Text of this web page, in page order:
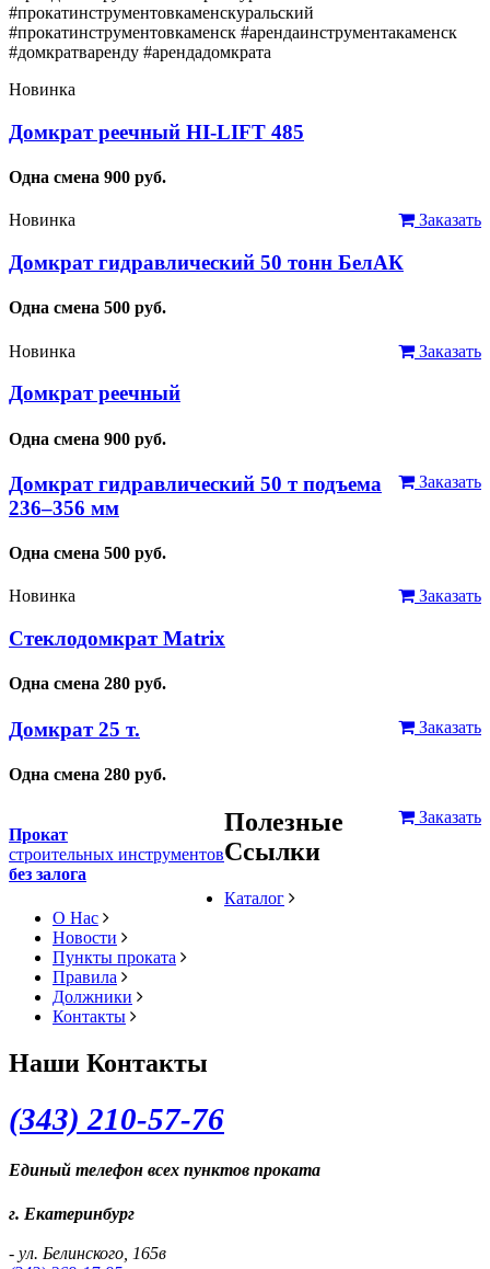
#прокатинструментовкаменскуральский
#прокатинструментовкаменск #арендаинструментакаменск
#домкратваренду #арендадомкрата
Новинка
Домкрат реечный HI-LIFT 485
Одна смена 900 руб.
Заказать
Новинка
Домкрат гидравлический 50 тонн БелАК
Одна смена 500 руб.
Заказать
Новинка
Домкрат реечный
Одна смена 900 руб.
Заказать
Домкрат гидравлический 50 т подъема
236–356 мм
Одна смена 500 руб.
Заказать
Новинка
Стеклодомкрат Matrix
Одна смена 280 руб.
Заказать
Домкрат 25 т.
Одна смена 280 руб.
Заказать
Прокат
строительных инструментов
без залога
Полезные
Ссылки
Каталог
О Нас
Новости
Пункты проката
Правила
Должники
Контакты
Наши Контакты
(343) 210-57-76
Единый телефон всех пунктов проката
г. Екатеринбург
- ул. Белинского, 165в